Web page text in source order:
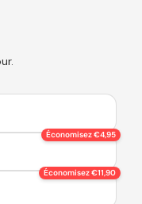
Économisez €4,95
Économisez €11,90